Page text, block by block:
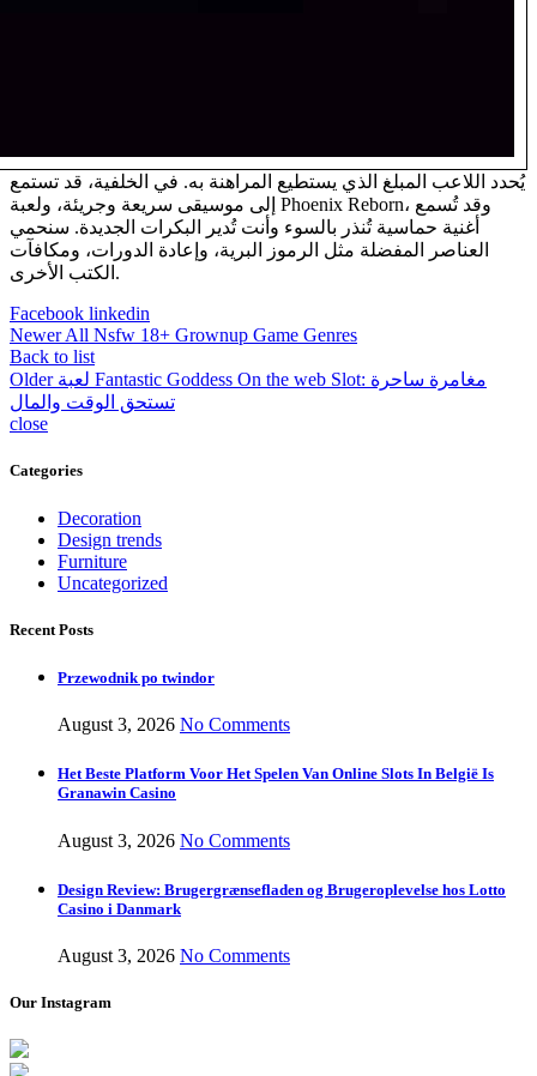
يُحدد اللاعب المبلغ الذي يستطيع المراهنة به. في الخلفية، قد تستمع
إلى موسيقى سريعة وجريئة، ولعبة Phoenix Reborn، وقد تُسمع
أغنية حماسية تُنذر بالسوء وأنت تُدير البكرات الجديدة. سنحمي
العناصر المفضلة مثل الرموز البرية، وإعادة الدورات، ومكافآت
الكتب الأخرى.
Facebook linkedin
Newer All Nsfw 18+ Grownup Game Genres
Back to list
Older لعبة Fantastic Goddess On the web Slot: مغامرة ساحرة
تستحق الوقت والمال
close
Categories
Decoration
Design trends
Furniture
Uncategorized
Recent Posts
Przewodnik po twindor
August 3, 2026 No Comments
Het Beste Platform Voor Het Spelen Van Online Slots In België Is
Granawin Casino
August 3, 2026 No Comments
Design Review: Brugergrænsefladen og Brugeroplevelse hos Lotto
Casino i Danmark
August 3, 2026 No Comments
Our Instagram